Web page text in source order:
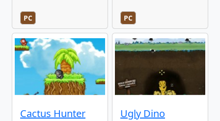
PC PC
Cactus Hunter
Ugly Dino